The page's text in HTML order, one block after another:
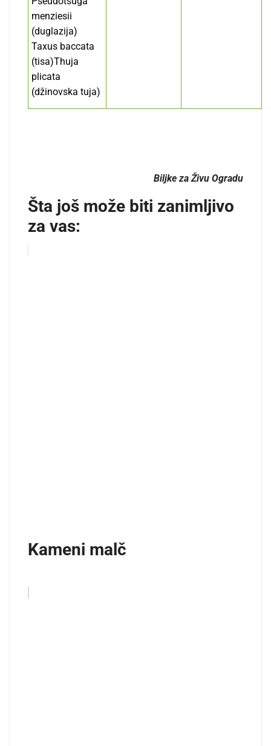
menziesii
(duglazija)
Taxus baccata
(tisa)Thuja
plicata
(džinovska tuja)
Biljke za Živu Ogradu
Šta još može biti zanimljivo
za vas:
Kameni malč